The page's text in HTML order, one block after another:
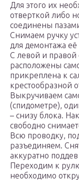
Для этого их
отверткой либо
соединены
Снимаем ручку
для демонтажа её
С левой и
расположены
прикреплена к
крестообразной
Выкручиваем
(спидометре),
– снизу блока.
свободно
Всю проводку,
разъединяем.
аккуратно
Переходим к
необходимо